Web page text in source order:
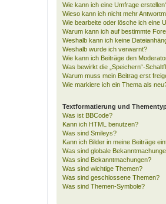
Wie kann ich eine Umfrage
Wieso kann ich nicht mehr
Wie bearbeite oder lösche ich eine
Warum kann ich auf bestimmte
Weshalb kann ich keine
Weshalb wurde ich verwarnt?
Wie kann ich Beiträge den
Was bewirkt die „Speichern“-
Warum muss mein Beitrag erst
Wie markiere ich ein Thema als
Textformatierung und
Was ist BBCode?
Kann ich HTML benutzen?
Was sind Smileys?
Kann ich Bilder in meine Beiträge
Was sind globale
Was sind Bekanntmachungen?
Was sind wichtige Themen?
Was sind geschlossene Themen?
Was sind Themen-Symbole?